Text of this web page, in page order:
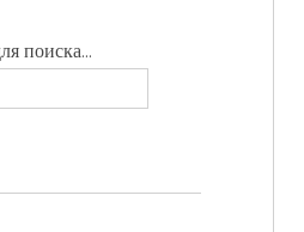
поиска...